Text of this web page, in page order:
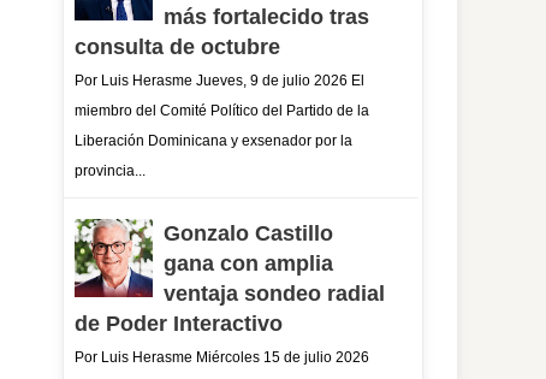
más fortalecido tras
consulta de octubre
Por Luis Herasme Jueves, 9 de julio 2026 El
miembro del Comité Político del Partido de la
Liberación Dominicana y exsenador por la
provincia...
Gonzalo Castillo
gana con amplia
ventaja sondeo radial
de Poder Interactivo
Por Luis Herasme Miércoles 15 de julio 2026